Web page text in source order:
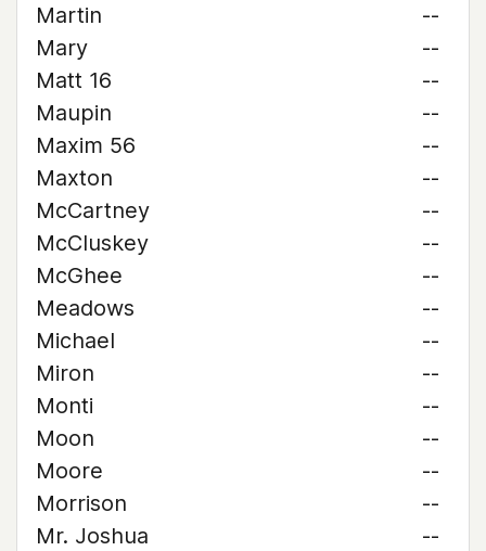
Martin
--
Mary
--
Matt 16
--
Maupin
--
Maxim 56
--
Maxton
--
McCartney
--
McCluskey
--
McGhee
--
Meadows
--
Michael
--
Miron
--
Monti
--
Moon
--
Moore
--
Morrison
--
Mr. Joshua
--